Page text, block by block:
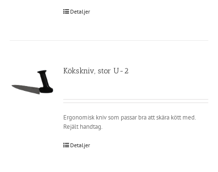
Detaljer
Kökskniv, stor U-2
Ergonomisk kniv som passar bra att skära kött med.
Rejält handtag.
Detaljer